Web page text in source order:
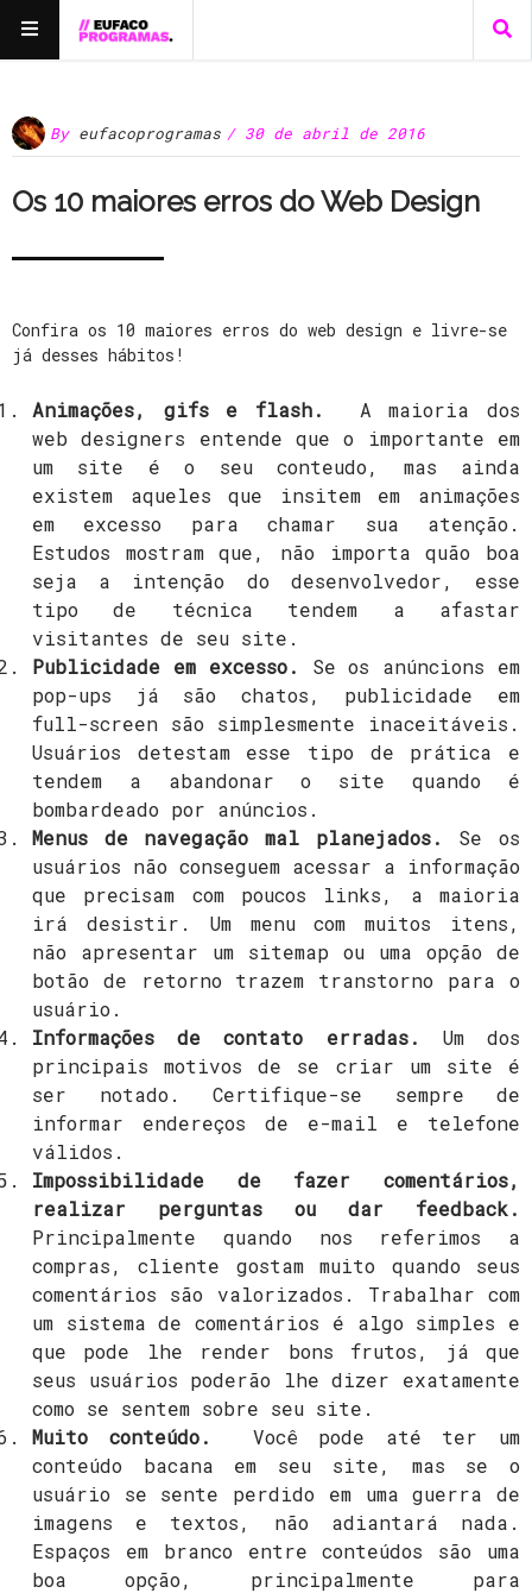
By eufacoprogramas / 30 de abril de 2016
Os 10 maiores erros do Web Design
Confira os 10 maiores erros do web design e livre-se
já desses hábitos!
Animações, gifs e flash.
A maioria dos
web designers entende que o importante em
um site é o seu conteudo, mas ainda
existem aqueles que insitem em animações
em excesso para chamar sua atenção.
Estudos mostram que, não importa quão boa
seja a intenção do desenvolvedor, esse
tipo de técnica tendem a afastar
visitantes de seu site.
Publicidade em excesso.
Se os anúncions em
pop-ups já são chatos, publicidade em
full-screen são simplesmente inaceitáveis.
Usuários detestam esse tipo de prática e
tendem a abandonar o site quando é
bombardeado por anúncios.
Menus de navegação mal planejados.
Se os
usuários não conseguem acessar a informação
que precisam com poucos links, a maioria
irá desistir. Um menu com muitos itens,
não apresentar um sitemap ou uma opção de
botão de retorno trazem transtorno para o
usuário.
Informações de contato erradas.
Um dos
principais motivos de se criar um site é
ser notado. Certifique-se sempre de
informar endereços de e-mail e telefone
válidos.
Impossibilidade de fazer comentários,
realizar perguntas ou dar feedback.
Principalmente quando nos referimos a
compras, cliente gostam muito quando seus
comentários são valorizados. Trabalhar com
um sistema de comentários é algo simples e
que pode lhe render bons frutos, já que
seus usuários poderão lhe dizer exatamente
como se sentem sobre seu site.
Muito conteúdo.
Você pode até ter um
conteúdo bacana em seu site, mas se o
usuário se sente perdido em uma guerra de
imagens e textos, não adiantará nada.
Espaços em branco entre conteúdos são uma
boa opção, principalmente para